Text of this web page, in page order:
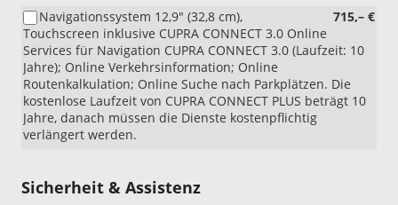
Soundsystem
(Sharp)),
PS2
(DYNAMIC
DESIGN),
WW1
(Winter-
Paket)
715,– €
Navigationssystem 12,9" (32,8 cm),
Touchscreen inklusive CUPRA CONNECT 3.0 Online
Services für Navigation CUPRA CONNECT 3.0 (Laufzeit: 10
Jahre); Online Verkehrsinformation; Online
Routenkalkulation; Online Suche nach Parkplätzen. Die
kostenlose Laufzeit von CUPRA CONNECT PLUS beträgt 10
Jahre, danach müssen die Dienste kostenpflichtig
verlängert werden.
Sicherheit & Assistenz